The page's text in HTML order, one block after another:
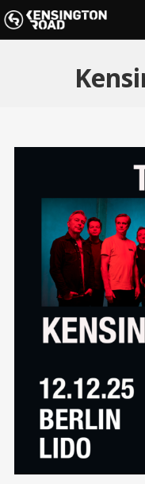
MUSIC
PRESS
CONTACT